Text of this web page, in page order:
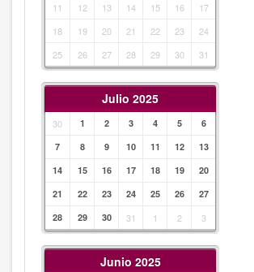
11
12 13 14 15 16
17
18
19 20 21 22 23
24
25
26 27 28 29 30 31
Julio 2025
30 1 2 3 4 5
6
7
8 9 10 11 12
13
14
15 16 17 18 19
20
21
22 23 24 25 26
27
28
29 30 31 1 2 3
Junio 2025